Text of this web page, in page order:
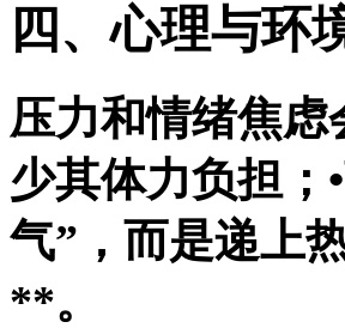
四、心理与环
压力和情绪焦虑
少其体力负担；
气”，而是递上
**。